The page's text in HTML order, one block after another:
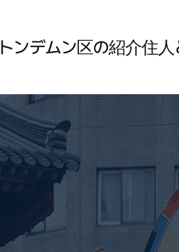
トンデムン区の紹介住人